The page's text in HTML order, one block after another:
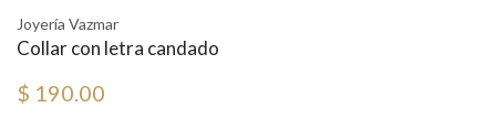
Joyería Vazmar
Collar con letra candado
$ 190.00